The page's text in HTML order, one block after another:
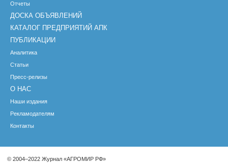
Отчеты
ДОСКА ОБЪЯВЛЕНИЙ
КАТАЛОГ ПРЕДПРИЯТИЙ АПК
ПУБЛИКАЦИИ
Аналитика
Статьи
Пресс-релизы
О НАС
Наши издания
Рекламодателям
Контакты
© 2004–2022 Журнал «АГРОМИР РФ»